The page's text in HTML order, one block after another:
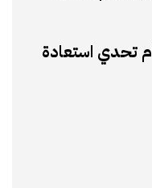
تحدي استعادة